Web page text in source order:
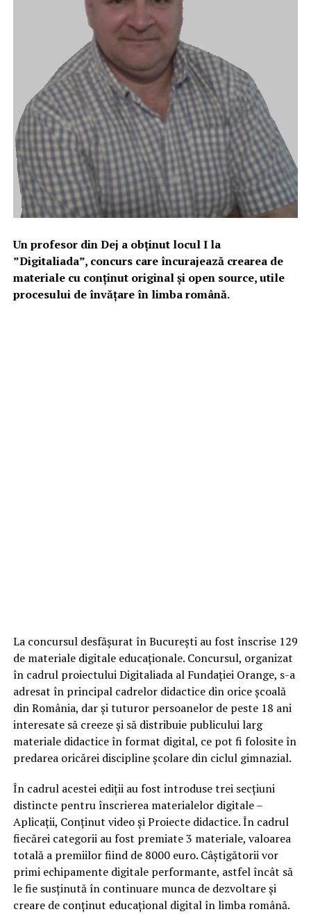
Un profesor din Dej a obținut locul I la
”Digitaliada”, concurs care încurajează crearea de
materiale cu conținut original și open source, utile
procesului de învățare în limba română.
La concursul desfășurat în București au fost înscrise 129
de materiale digitale educaționale. Concursul, organizat
în cadrul proiectului Digitaliada al Fundației Orange, s-a
adresat în principal cadrelor didactice din orice școală
din România, dar și tuturor persoanelor de peste 18 ani
interesate să creeze și să distribuie publicului larg
materiale didactice în format digital, ce pot fi folosite în
predarea oricărei discipline școlare din ciclul gimnazial.
În cadrul acestei ediții au fost introduse trei secțiuni
distincte pentru înscrierea materialelor digitale –
Aplicații, Conținut video și Proiecte didactice. În cadrul
fiecărei categorii au fost premiate 3 materiale, valoarea
totală a premiilor fiind de 8000 euro. Câștigătorii vor
primi echipamente digitale performante, astfel încât să
le fie susținută în continuare munca de dezvoltare și
creare de conținut educațional digital în limba română.